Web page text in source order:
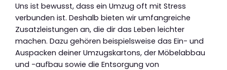
Uns ist bewusst, dass ein Umzug oft mit Stress
verbunden ist. Deshalb bieten wir umfangreiche
Zusatzleistungen an, die dir das Leben leichter
machen. Dazu gehören beispielsweise das Ein- und
Auspacken deiner Umzugskartons, der Möbelabbau
und -aufbau sowie die Entsorgung von